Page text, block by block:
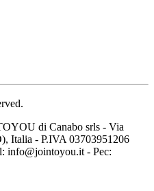
di Canabo srls - Via
Italia - P.IVA 03703951206
info@jointoyou.it - Pec: